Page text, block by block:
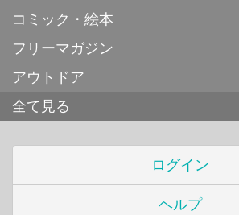
コミック・絵本
フリーマガジン
アウトドア
全て見る
ログイン
ヘルプ